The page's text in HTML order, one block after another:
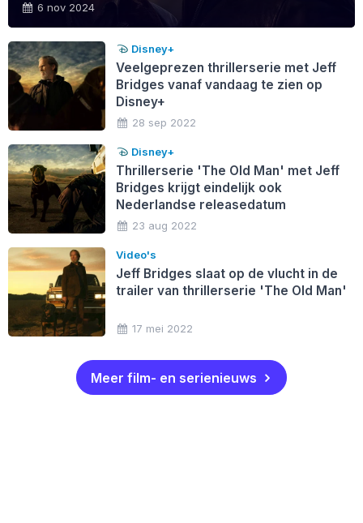
6 nov 2024
Disney+
Veelgeprezen thrillerserie met Jeff
Bridges vanaf vandaag te zien op
Disney+
28 sep 2022
Disney+
Thrillerserie 'The Old Man' met Jeff
Bridges krijgt eindelijk ook
Nederlandse releasedatum
23 aug 2022
Video's
Jeff Bridges slaat op de vlucht in de
trailer van thrillerserie 'The Old Man'
17 mei 2022
Meer film- en serienieuws